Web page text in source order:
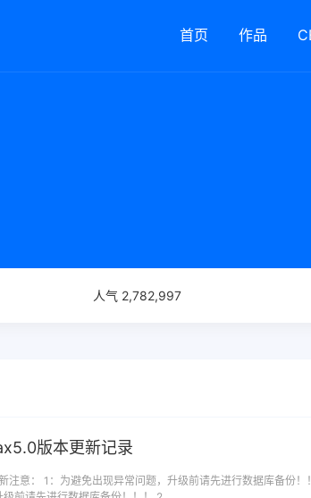
首页 作品
人气 2,782,997
版本更新记录
注意： 1：为避免出现异常问题，升级前请先进行数据库备份